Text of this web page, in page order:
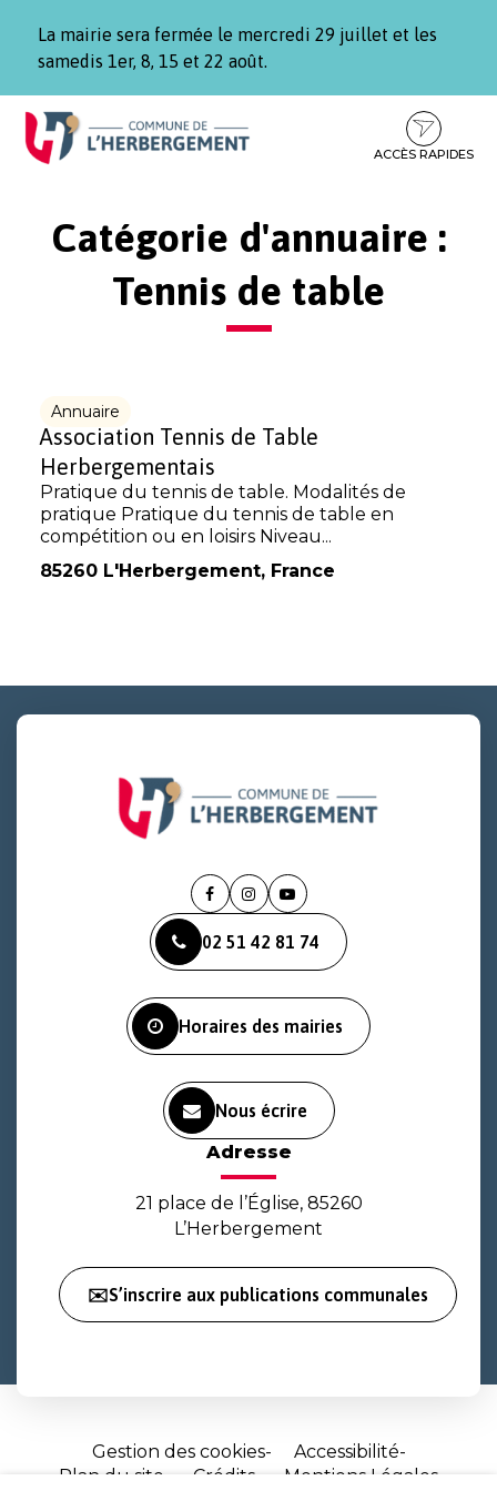
La mairie sera fermée le mercredi 29 juillet et les
samedis 1er, 8, 15 et 22 août.
Aller
Aller
contenu
Aller
pied
ACCÈS RAPIDES
Catégorie d'annuaire :
Tennis de table
Annuaire
Association Tennis de Table
Herbergementais
Pratique du tennis de table. Modalités de
pratique Pratique du tennis de table en
compétition ou en loisirs Niveau...
85260 L'Herbergement, France
Lien
le
compte
Lien
le
compte
Lien
la
chaîne
02 51 42 81 74
Horaires des mairies
Nous écrire
Adresse
21 place de l’Église, 85260
L’Herbergement
✉️S’inscrire aux publications communales
Gestion des cookies
Accessibilité
Plan du site
Crédits Mentions Légales